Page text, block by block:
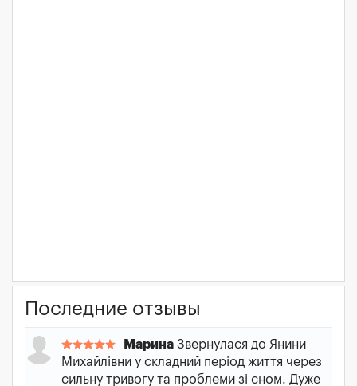
Последние отзывы
Марина Звернулася до Янини
Михайлівни у складний період життя через
сильну тривогу та проблеми зі сном. Дуже